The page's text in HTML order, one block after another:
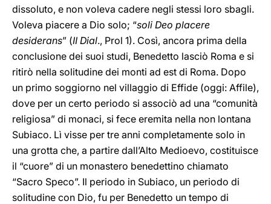
dissoluto, e non voleva cadere negli stessi loro sbagli.
Voleva piacere a Dio solo; “soli Deo placere
desiderans” (II Dial., Prol 1). Così, ancora prima della
conclusione dei suoi studi, Benedetto lasciò Roma e si
ritirò nella solitudine dei monti ad est di Roma. Dopo
un primo soggiorno nel villaggio di Effide (oggi: Affile),
dove per un certo periodo si associò ad una “comunità
religiosa” di monaci, si fece eremita nella non lontana
Subiaco. Lì visse per tre anni completamente solo in
una grotta che, a partire dall’Alto Medioevo, costituisce
il “cuore” di un monastero benedettino chiamato
“Sacro Speco”. Il periodo in Subiaco, un periodo di
solitudine con Dio, fu per Benedetto un tempo di